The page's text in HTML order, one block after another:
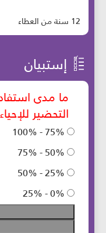
12 سنة من العطاء
إستبيان